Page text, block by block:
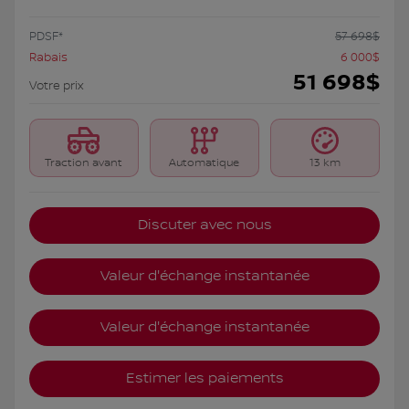
PDSF* 57 698$
Rabais
6 000$
Votre prix
51 698$
Traction avant Automatique 13 km
Discuter avec nous
Valeur d'échange instantanée
Valeur d'échange instantanée
Estimer les paiements